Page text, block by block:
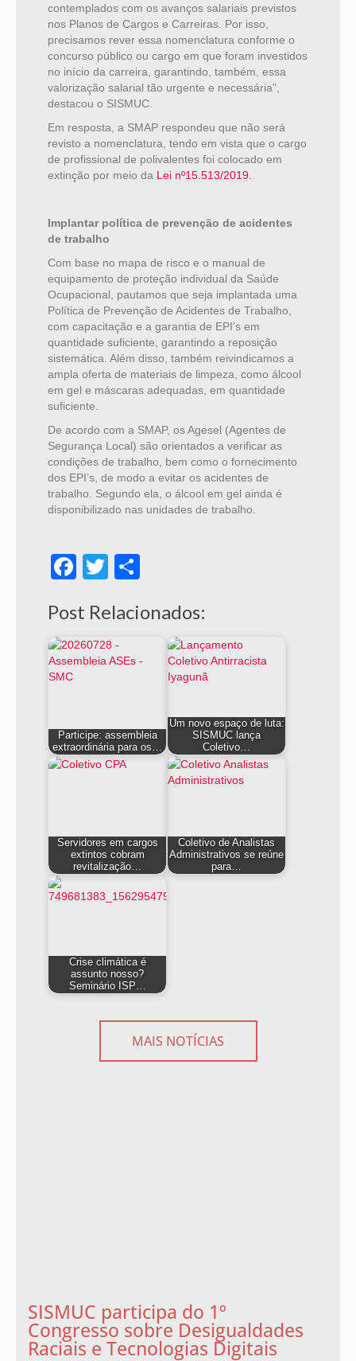
contemplados com os avanços salariais previstos
nos Planos de Cargos e Carreiras. Por isso,
precisamos rever essa nomenclatura conforme o
concurso público ou cargo em que foram investidos
no início da carreira, garantindo, também, essa
valorização salarial tão urgente e necessária”,
destacou o SISMUC.
Em resposta, a SMAP respondeu que não será
revisto a nomenclatura, tendo em vista que o cargo
de profissional de polivalentes foi colocado em
extinção por meio da Lei nº15.513/2019.
Implantar política de prevenção de acidentes
de trabalho
Com base no mapa de risco e o manual de
equipamento de proteção individual da Saúde
Ocupacional, pautamos que seja implantada uma
Política de Prevenção de Acidentes de Trabalho,
com capacitação e a garantia de EPI’s em
quantidade suficiente, garantindo a reposição
sistemática. Além disso, também reivindicamos a
ampla oferta de materiais de limpeza, como álcool
em gel e máscaras adequadas, em quantidade
suficiente.
De acordo com a SMAP, os Agesel (Agentes de
Segurança Local) são orientados a verificar as
condições de trabalho, bem como o fornecimento
dos EPI’s, de modo a evitar os acidentes de
trabalho. Segundo ela, o álcool em gel ainda é
disponibilizado nas unidades de trabalho.
Facebook
Twitter
Post Relacionados:
Participe: assembleia
extraordinária para os…
Um novo espaço de luta:
SISMUC lança
Coletivo…
Servidores em cargos
extintos cobram
revitalização…
Coletivo de Analistas
Administrativos se reúne
para…
Crise climática é
assunto nosso?
Seminário ISP…
MAIS NOTÍCIAS
SISMUC participa do 1º
Congresso sobre Desigualdades
Raciais e Tecnologias Digitais